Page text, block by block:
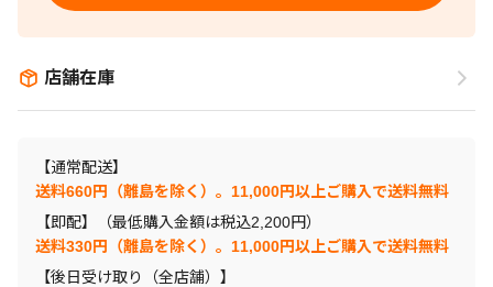
店舗在庫
【通常配送】
送料660円（離島を除く）。11,000円以上ご購入で送料無料
【即配】（最低購入金額は税込2,200円）
送料330円（離島を除く）。11,000円以上ご購入で送料無料
【後日受け取り（全店舗）】